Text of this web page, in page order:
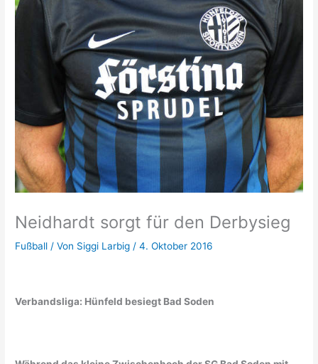
Neidhardt sorgt für den Derbysieg
Fußball / Von Siggi Larbig /4. Oktober 2016
Verbandsliga: Hünfeld besiegt Bad Soden